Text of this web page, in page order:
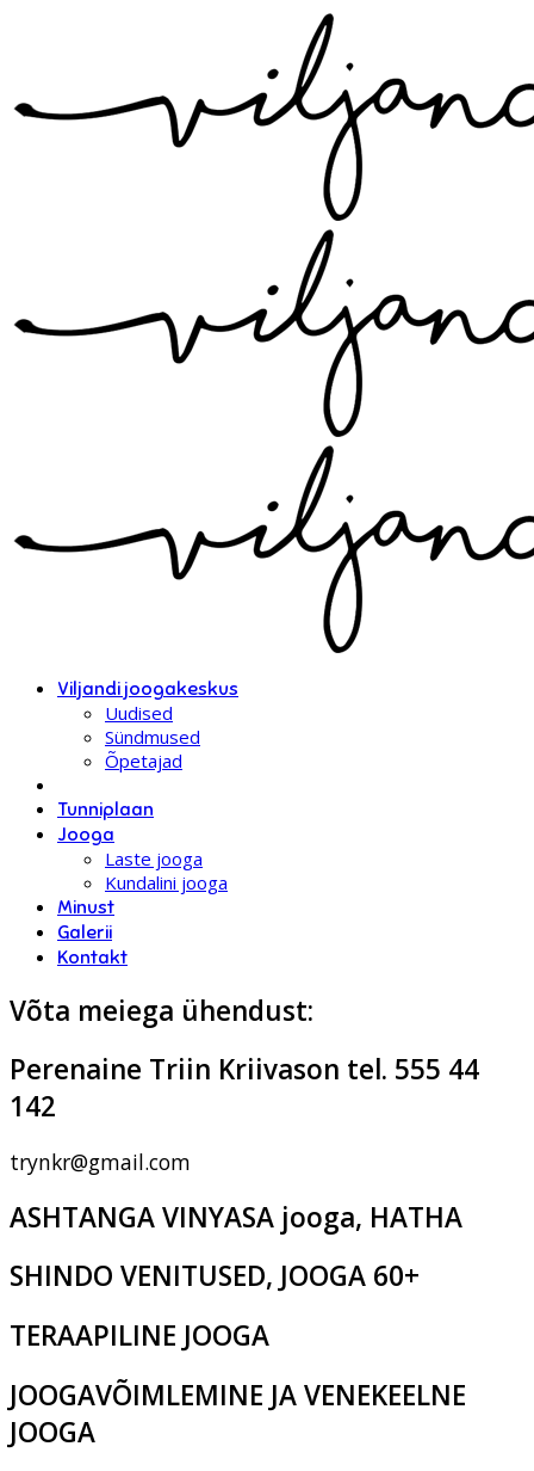
Viljandi joogakeskus
Uudised
Sündmused
Õpetajad
Tunniplaan
Jooga
Laste jooga
Kundalini jooga
Minust
Galerii
Kontakt
Võta meiega ühendust:
Perenaine Triin Kriivason tel. 555 44
142
trynkr@gmail.com
ASHTANGA VINYASA jooga, HATHA
SHINDO VENITUSED, JOOGA 60+
TERAAPILINE JOOGA
JOOGAVÕIMLEMINE JA VENEKEELNE
JOOGA